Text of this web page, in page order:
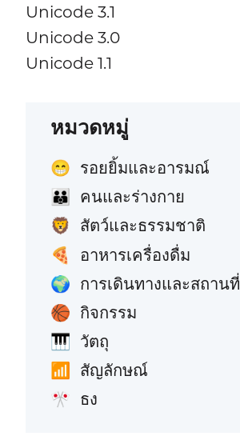
Unicode 3.1
Unicode 3.0
Unicode 1.1
หมวดหมู่
😁 รอยยิ้มและอารมณ์
👪 คนและร่างกาย
🦁 สัตว์และธรรมชาติ
🍕 อาหารเครื่องดื่ม
🌍 การเดินทางและสถานที่
🏀 กิจกรรม
🎹 วัตถุ
📶 สัญลักษณ์
🎌 ธง